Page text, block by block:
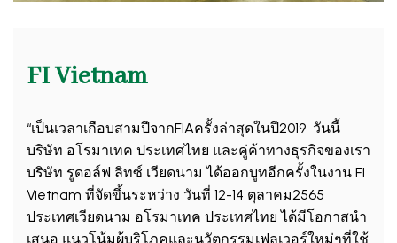
FI Vietnam
“เป็นเวลาเกือบสามปีจากFIAครั้งล่าสุดในปี2019 วันนี้
บริษัท อโรมาเทค ประเทศไทย และคู่ค้าทางธุรกิจของเรา
บริษัท รูดอล์ฟ ลิทซ์ เวียดนาม ได้ออกบูทอีกครั้งในงาน FI
Vietnam ที่จัดขึ้นระหว่าง วันที่ 12-14 ตุลาคม2565
ประเทศเวียดนาม อโรมาเทค ประเทศไทย ได้มีโอกาสนำ
เสนอ แนวโน้มผู้บริโภคและนวัตกรรมเฟลเวอร์ใหม่ๆที่ใช้